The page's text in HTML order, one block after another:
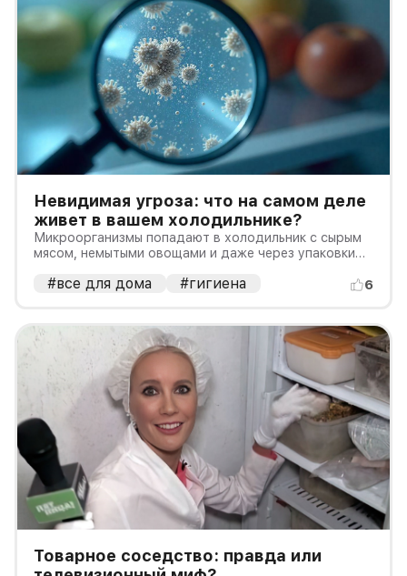
Невидимая угроза: что на самом деле
живет в вашем холодильнике?
Микроорганизмы попадают в холодильник с сырым
мясом, немытыми овощами и даже через упаковки
#все для дома #гигиена 6
Товарное соседство: правда или